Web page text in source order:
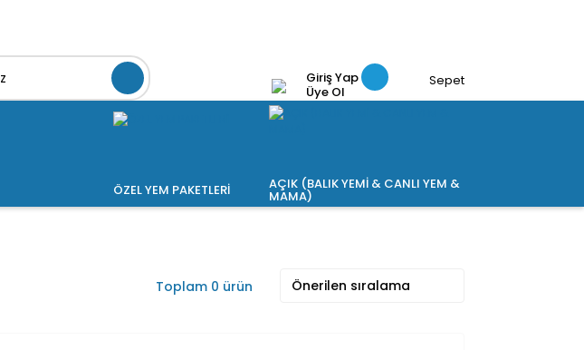
Giriş Yap
Üye Ol
Sepet
ÖZEL YEM PAKETLERİ AÇIK (BALIK YEMİ & CANLI YEM &
MAMA)
Toplam 0 ürün